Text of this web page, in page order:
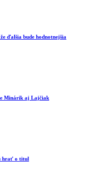
ďalšia bude hodnotnejšia
Minárik aj Lajčiak
hrať o titul